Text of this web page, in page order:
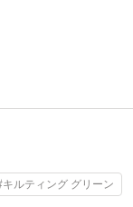
、仕様、加工、
GOLF各
キルティング グリーン